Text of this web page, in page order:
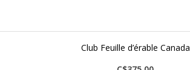
Club Feuille d’érable Canada